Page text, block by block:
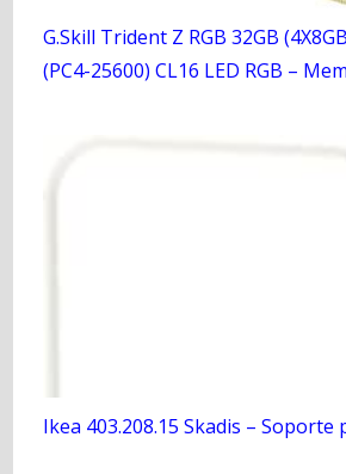
G.Skill Trident Z RGB 32GB
(PC4-25600) CL16 LED RGB –
Ikea 403.208.15 Skadis – Soporte